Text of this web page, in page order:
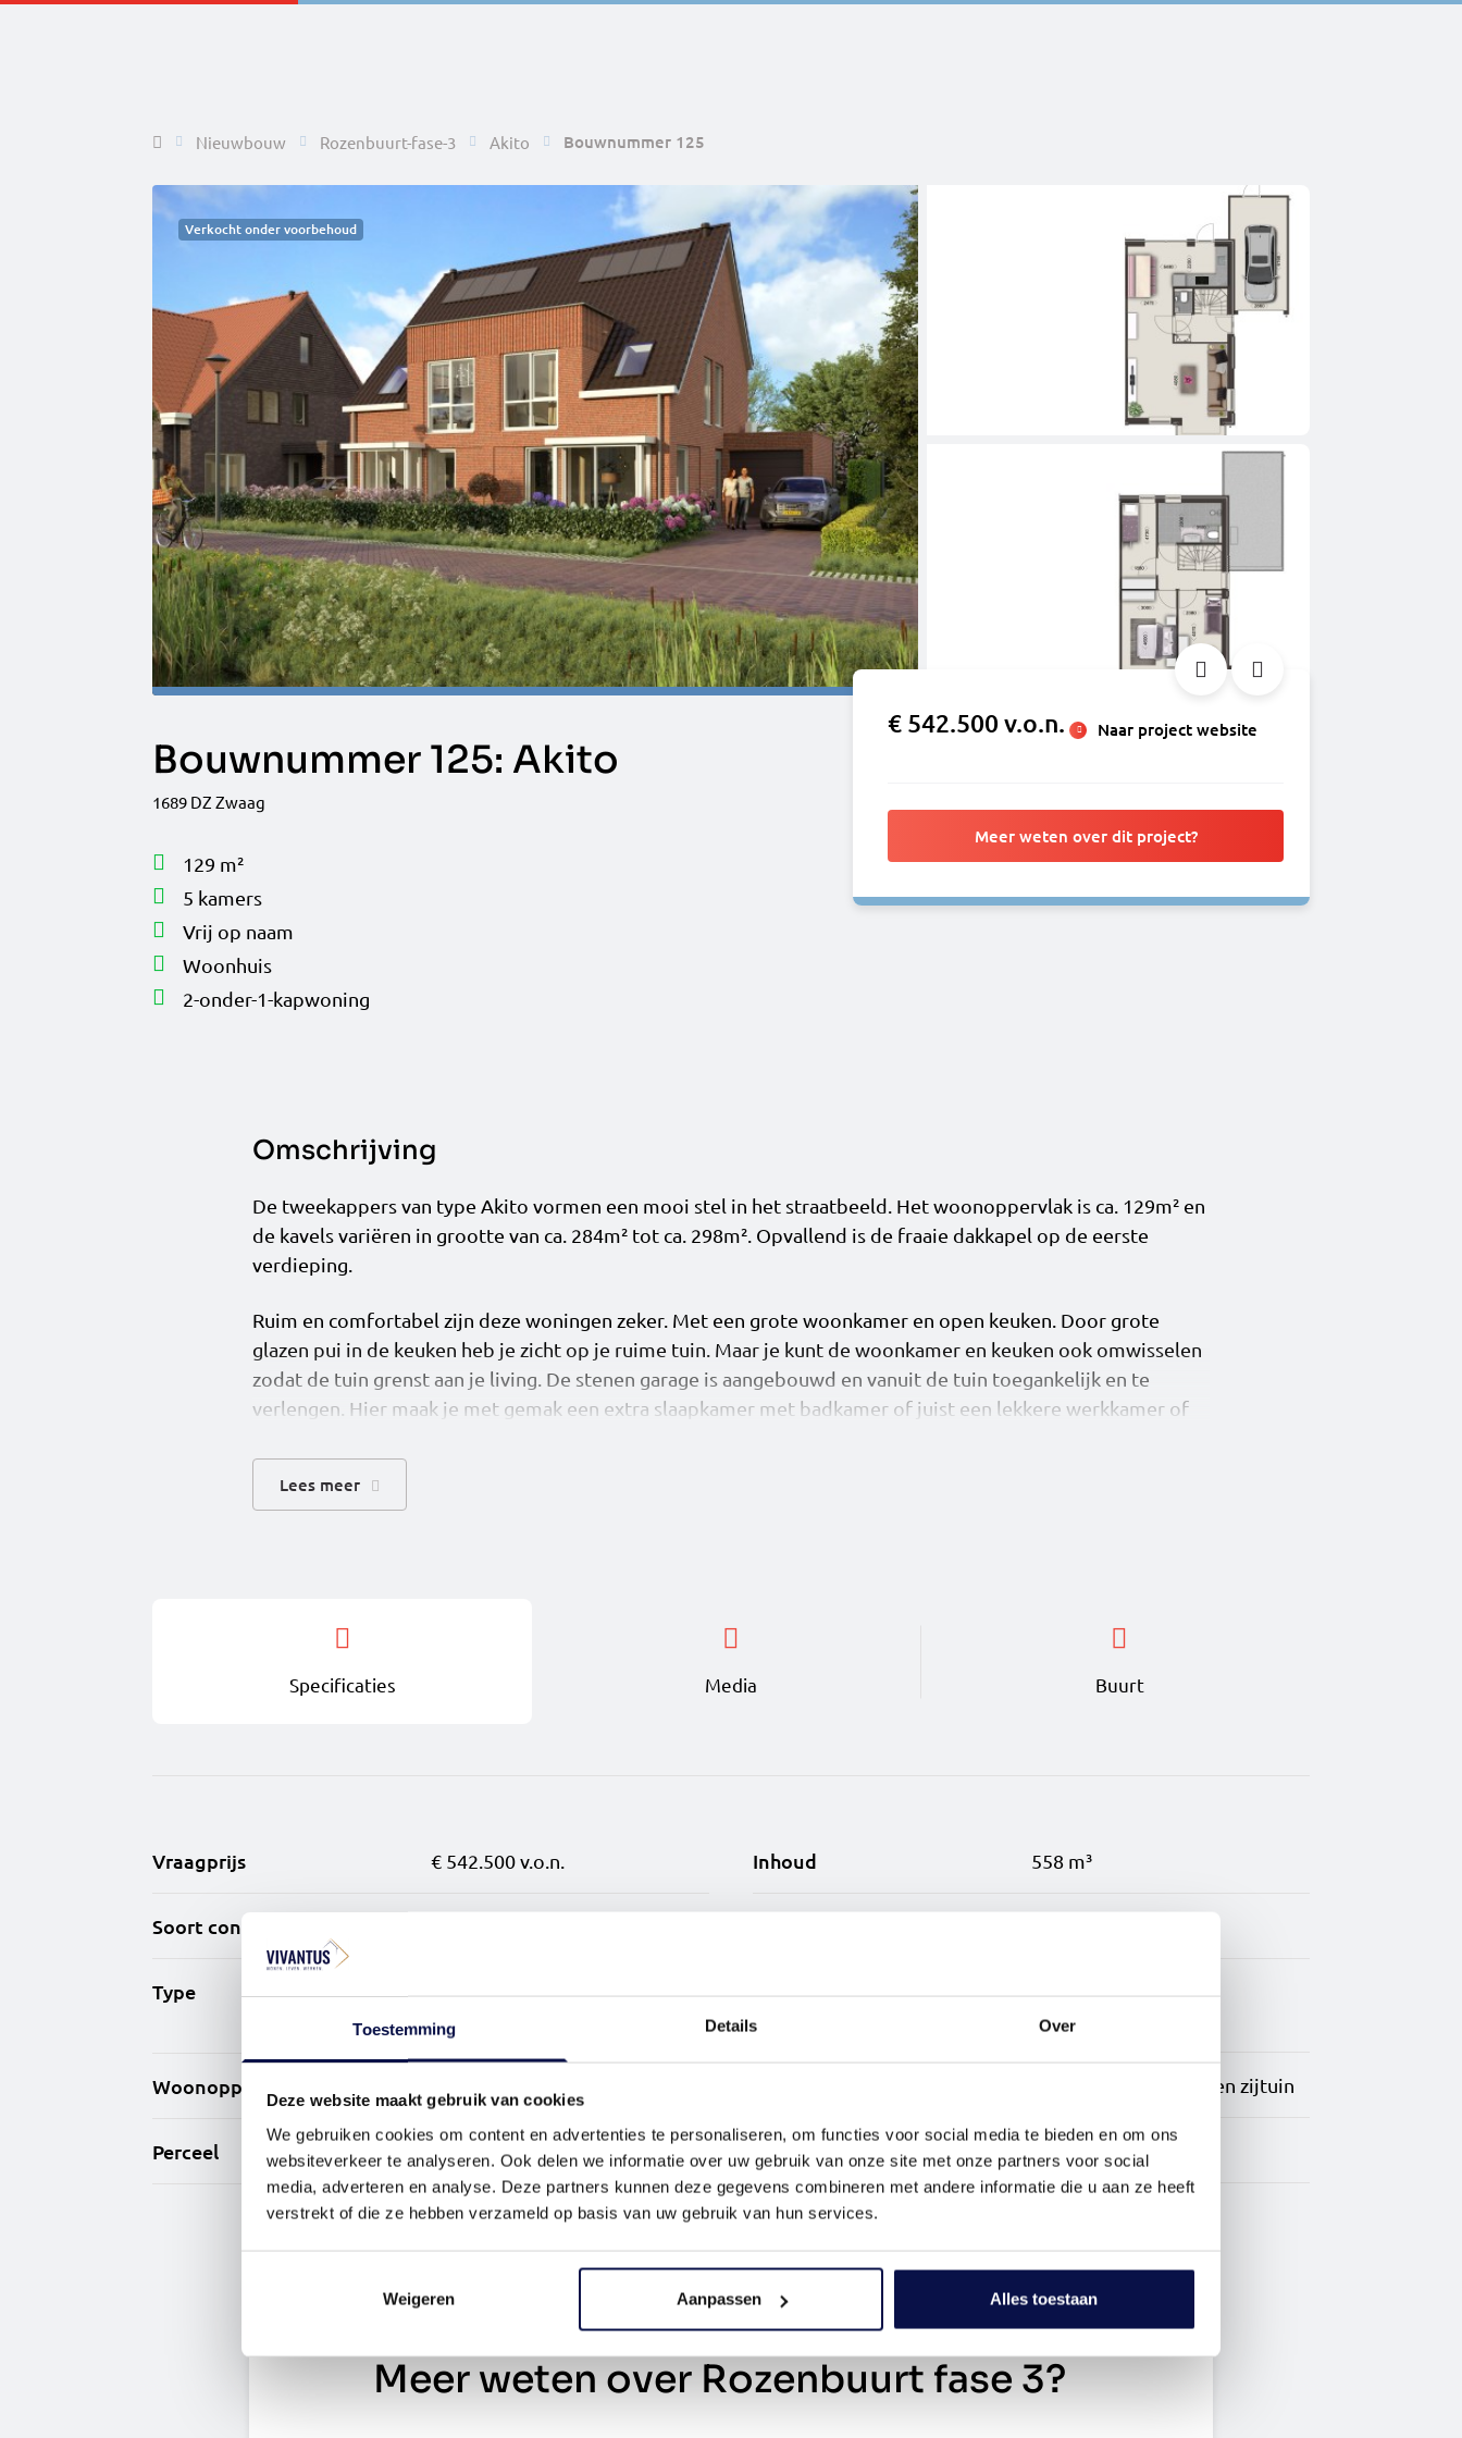
Toestemming Details Over
Deze website maakt gebruik van cookies
We gebruiken cookies om content en advertenties te personaliseren, om functies voor social media te bieden en om ons
websiteverkeer te analyseren. Ook delen we informatie over uw gebruik van onze site met onze partners voor social
media, adverteren en analyse. Deze partners kunnen deze gegevens combineren met andere informatie die u aan ze heeft
verstrekt of die ze hebben verzameld op basis van uw gebruik van hun services.
Weigeren Aanpassen Alles toestaan
HomeNieuwbouw Rozenbuurt-fase-3 Akito Bouwnummer 125
Verkocht onder voorbehoud
Bouwnummer 125: Akito
1689 DZ Zwaag
129 m²
5 kamers
Vrij op naam
Woonhuis
2-onder-1-kapwoning
€ 542.500 v.o.n. Naar project website
Meer weten over dit project?
Omschrijving
De tweekappers van type Akito vormen een mooi stel in het straatbeeld. Het woonoppervlak is ca. 129m² en
de kavels variëren in grootte van ca. 284m² tot ca. 298m². Opvallend is de fraaie dakkapel op de eerste
verdieping.
Ruim en comfortabel zijn deze woningen zeker. Met een grote woonkamer en open keuken. Door grote
glazen pui in de keuken heb je zicht op je ruime tuin. Maar je kunt de woonkamer en keuken ook omwisselen
zodat de tuin grenst aan je living. De stenen garage is aangebouwd en vanuit de tuin toegankelijk en te
verlengen. Hier maak je met gemak een extra slaapkamer met badkamer of juist een lekkere werkkamer of
2,4m¹ of 3,6m¹.
*De getoonde impressies en ingekleurde plattegronden kunnen inclusief opties zijn weergegeven.
Lees meer
Specificaties Media Buurt
Vraagprijs € 542.500 v.o.n.
Soort constructie
Type
2-onder-1-kapwoning en
eengezinswoning
Woonoppervlakte
Perceel 284 m²
Inhoud 558 m³
Aantal slaapkamers 3 Slaapkamers
Achtertuin, voortuin en zijtuin
Garage type Aangebouwd steen
Meer weten over Rozenbuurt fase 3?